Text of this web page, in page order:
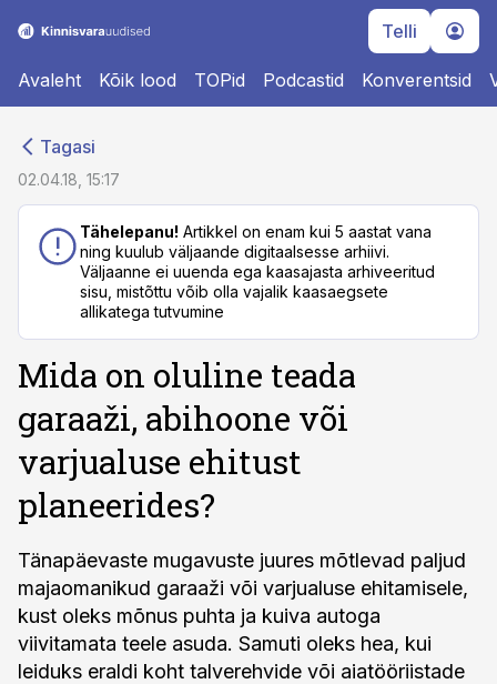
Telli
Avaleht Kõik lood TOPid Podcastid Konverentsid
Tagasi
02.04.18, 15:17
Tähelepanu! Artikkel on enam kui 5 aastat vana
ning kuulub väljaande digitaalsesse arhiivi.
Väljaanne ei uuenda ega kaasajasta arhiveeritud
sisu, mistõttu võib olla vajalik kaasaegsete
allikatega tutvumine
Mida on oluline teada
garaaži, abihoone või
varjualuse ehitust
planeerides?
Tänapäevaste mugavuste juures mõtlevad paljud
majaomanikud garaaži või varjualuse ehitamisele,
kust oleks mõnus puhta ja kuiva autoga
viivitamata teele asuda. Samuti oleks hea, kui
leiduks eraldi koht talverehvide või aiatööriistade